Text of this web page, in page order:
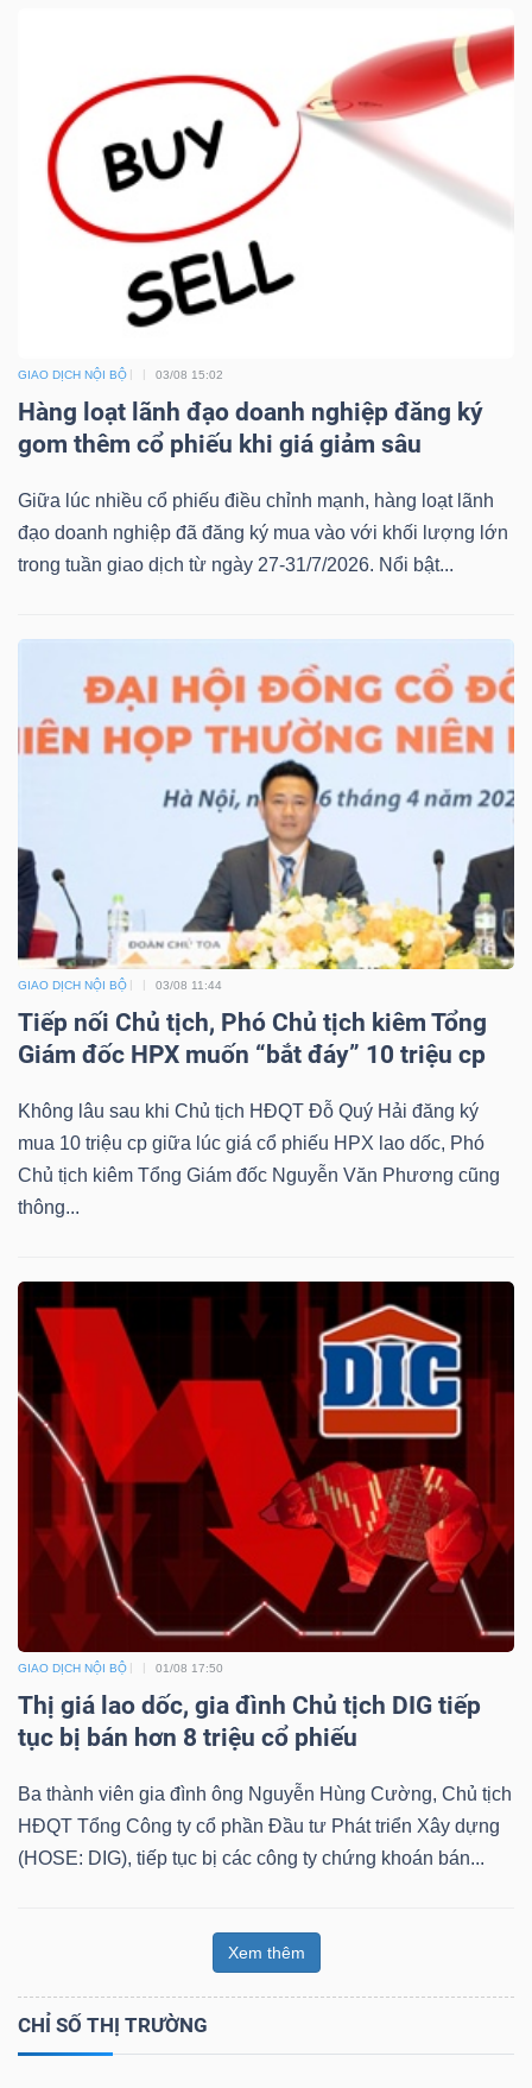
GIAO DỊCH NỘI BỘ 03/08 15:02
Hàng loạt lãnh đạo doanh nghiệp đăng ký
gom thêm cổ phiếu khi giá giảm sâu
Giữa lúc nhiều cổ phiếu điều chỉnh mạnh, hàng loạt lãnh
đạo doanh nghiệp đã đăng ký mua vào với khối lượng lớn
trong tuần giao dịch từ ngày 27-31/7/2026. Nổi bật...
GIAO DỊCH NỘI BỘ 03/08 11:44
Tiếp nối Chủ tịch, Phó Chủ tịch kiêm Tổng
Giám đốc HPX muốn “bắt đáy” 10 triệu cp
Không lâu sau khi Chủ tịch HĐQT Đỗ Quý Hải đăng ký
mua 10 triệu cp giữa lúc giá cổ phiếu HPX lao dốc, Phó
Chủ tịch kiêm Tổng Giám đốc Nguyễn Văn Phương cũng
thông...
GIAO DỊCH NỘI BỘ 01/08 17:50
Thị giá lao dốc, gia đình Chủ tịch DIG tiếp
tục bị bán hơn 8 triệu cổ phiếu
Ba thành viên gia đình ông Nguyễn Hùng Cường, Chủ tịch
HĐQT Tổng Công ty cổ phần Đầu tư Phát triển Xây dựng
(HOSE: DIG), tiếp tục bị các công ty chứng khoán bán...
Xem thêm
CHỈ SỐ THỊ TRƯỜNG
giả
(-)
Thuật
ngữ
(-)
vụ
Sách
tài
chính
Công
cụ
Truyền
thông
chính
Dữ
liệu
tài